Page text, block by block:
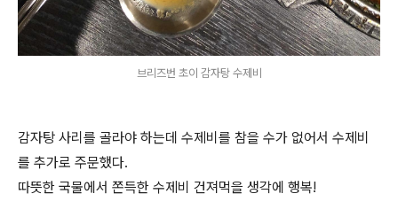
브리즈번 초이 감자탕 수제비
감자탕 사리를 골라야 하는데 수제비를 참을 수가 없어서 수제비
를 추가로 주문했다.
따뜻한 국물에서 쫀득한 수제비 건져먹을 생각에 행복!